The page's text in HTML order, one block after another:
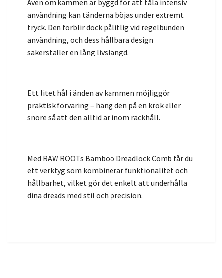
Även om kammen är byggd för att tåla intensiv
användning kan tänderna böjas under extremt
tryck. Den förblir dock pålitlig vid regelbunden
användning, och dess hållbara design
säkerställer en lång livslängd.
Ett litet hål i änden av kammen möjliggör
praktisk förvaring – häng den på en krok eller
snöre så att den alltid är inom räckhåll.
Med RAW ROOTs Bamboo Dreadlock Comb får du
ett verktyg som kombinerar funktionalitet och
hållbarhet, vilket gör det enkelt att underhålla
dina dreads med stil och precision.